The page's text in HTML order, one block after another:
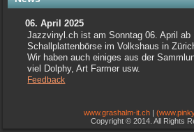
06. April 2025
Jazzvinyl.ch ist am Sonntag 06. April ab
Schallplattenbörse im Volkshaus in
Wir haben auch einiges aus der
viel Dolphy, Art Farmer usw.
Feedback
www.grashalm-it.ch|
Copyright © 2014. All Rights